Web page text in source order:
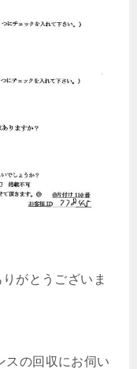
がとうございま
スの回収にお伺い